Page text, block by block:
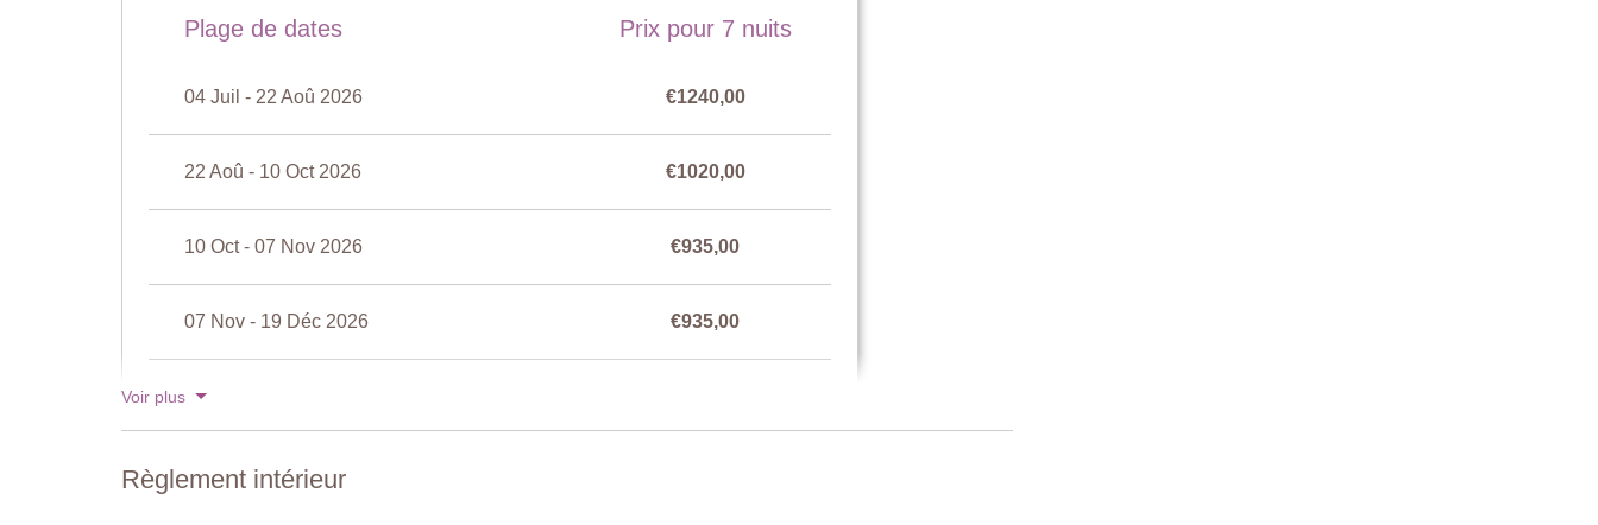
Accès : marches romaines
Mobilier de piscine : Chaises longues et parasols
Équipement de jeu : fourni
Plage de dates Prix pour 7 nuits
04 Juil - 22 Aoû 2026 €1240,00
22 Aoû - 10 Oct 2026 €1020,00
10 Oct - 07 Nov 2026 €935,00
07 Nov - 19 Déc 2026 €935,00
19 Déc - 02 Jan 2027
Voir les tarifs pour 2027
Voir plus
Règlement intérieur